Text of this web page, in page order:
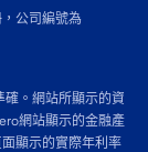
公司編號為
。網站所顯示的資
網站顯示的金融產
顯示的實際年利率